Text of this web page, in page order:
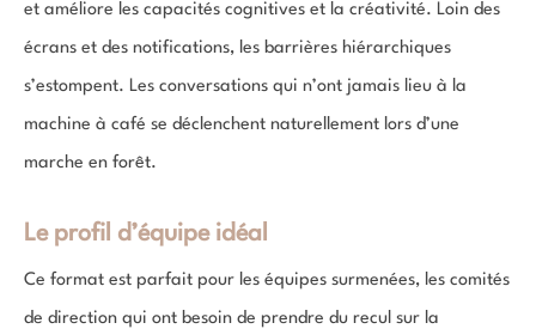
et améliore les capacités cognitives et la créativité. Loin des
écrans et des notifications, les barrières hiérarchiques
s’estompent. Les conversations qui n’ont jamais lieu à la
machine à café se déclenchent naturellement lors d’une
marche en forêt.
Le profil d’équipe idéal
Ce format est parfait pour les équipes surmenées, les comités
de direction qui ont besoin de prendre du recul sur la